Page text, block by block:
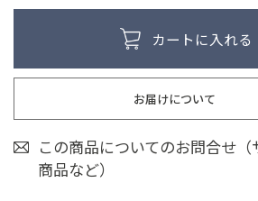
お届けについて
この商品についてのお問合せ（
商品など）